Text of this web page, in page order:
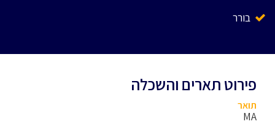
בורר
פירוט תארים והשכלה
תואר
MA